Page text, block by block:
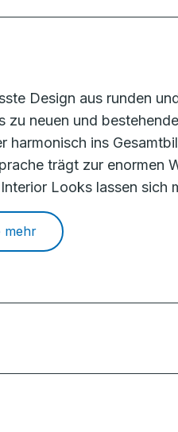
Design aus runden
zu neuen und
harmonisch ins
trägt zur enormen
Looks lassen sich
mehr